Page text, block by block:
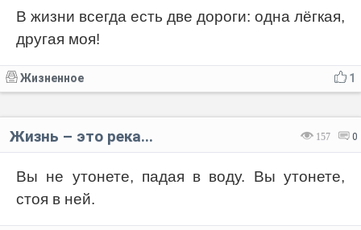
В жизни всегда есть две дороги: одна лёгкая,
другая моя!
1
Жизненное
157 0
Жизнь – это река...
Вы не утонете, падая в воду. Вы утонете,
стоя в ней.